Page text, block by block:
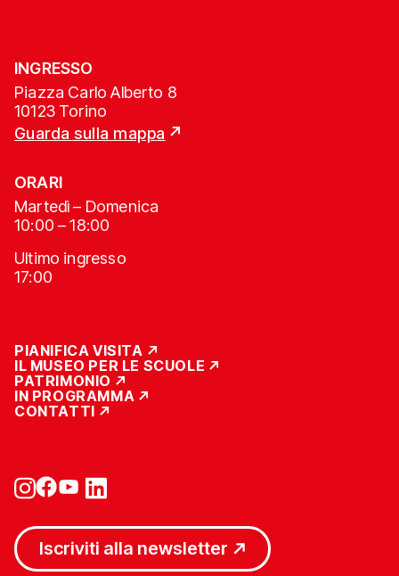
INGRESSO
Piazza Carlo Alberto 8
10123 Torino
Guarda sulla mappa
ORARI
Martedì – Domenica
10:00 – 18:00
Ultimo ingresso
17:00
PIANIFICA VISITA
IL MUSEO PER LE SCUOLE
PATRIMONIO
IN PROGRAMMA
CONTATTI
Iscriviti alla newsletter